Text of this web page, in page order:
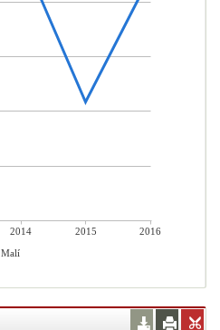
2014 2015
2016
Malí